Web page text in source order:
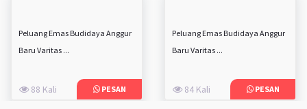
Peluang Emas Budidaya Anggur
Baru Varitas ...
88 Kali PESAN
Peluang Emas Budidaya Anggur
Baru Varitas ...
84 Kali PESAN